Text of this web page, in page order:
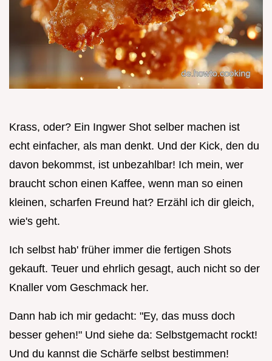
Krass, oder? Ein Ingwer Shot selber machen ist
echt einfacher, als man denkt. Und der Kick, den du
davon bekommst, ist unbezahlbar! Ich mein, wer
braucht schon einen Kaffee, wenn man so einen
kleinen, scharfen Freund hat? Erzähl ich dir gleich,
wie's geht.
Ich selbst hab' früher immer die fertigen Shots
gekauft. Teuer und ehrlich gesagt, auch nicht so der
Knaller vom Geschmack her.
Dann hab ich mir gedacht: "Ey, das muss doch
besser gehen!" Und siehe da: Selbstgemacht rockt!
Und du kannst die Schärfe selbst bestimmen!